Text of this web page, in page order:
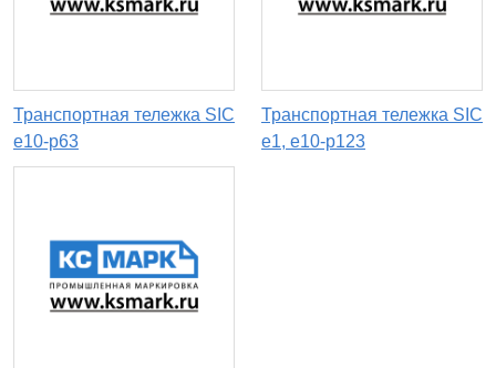
Транспортная тележка SIC
e10-p63
Транспортная тележка SIC
e1, e10-p123